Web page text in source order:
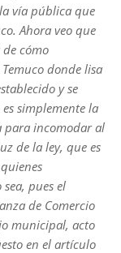
vía pública que
Ahora veo que
cómo
donde lisa
y se
simplemente la
para incomodar al
de la ley, que es
pues el
de Comercio
municipal, acto
en el artículo